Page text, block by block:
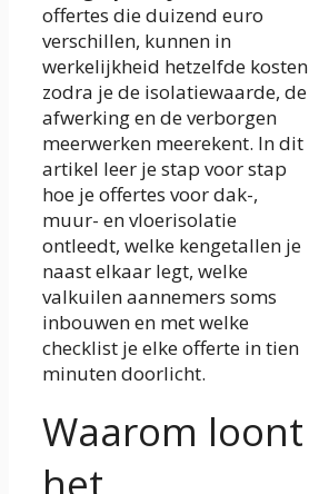
offertes die duizend euro
verschillen, kunnen in
werkelijkheid hetzelfde kosten
zodra je de isolatiewaarde, de
afwerking en de verborgen
meerwerken meerekent. In dit
artikel leer je stap voor stap
hoe je offertes voor dak-,
muur- en vloerisolatie
ontleedt, welke kengetallen je
naast elkaar legt, welke
valkuilen aannemers soms
inbouwen en met welke
checklist je elke offerte in tien
minuten doorlicht.
Waarom loont